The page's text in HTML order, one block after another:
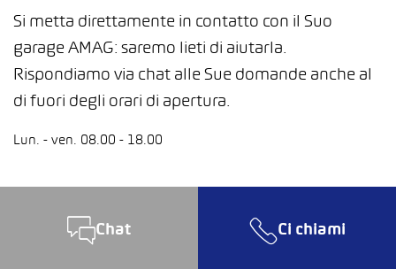
Si metta direttamente in contatto con il Suo
garage AMAG: saremo lieti di aiutarla.
Rispondiamo via chat alle Sue domande anche al
di fuori degli orari di apertura.
Lun. - ven. 08.00 - 18.00
Chat Ci chiami